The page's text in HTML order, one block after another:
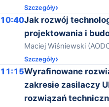
Szczegóły
10:40Jak rozwój
projektowania i
Maciej Wiśniewski
Szczegóły
11:15Wyrafinowane
zakresie zasilaczy
rozwiązań